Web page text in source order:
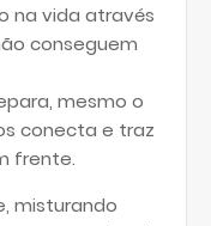
na vida através
conseguem
mesmo o
conecta e traz
frente.
misturando